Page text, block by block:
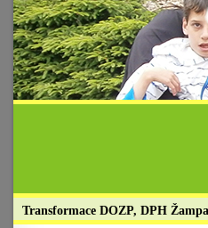
Transformace DOZP, DPH